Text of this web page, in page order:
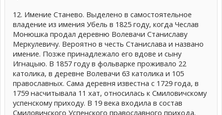
12. Имение Станево. Выделено в самостоятельное
владение из имения Убель в 1825 году, когда Чеслав
Монюшка продал деревню Волевачи Станиславу
Меркулевичу. Вероятно в честь Станислава и названо
имение. Позже принадлежало его вдове и сыну
Игнацыю. В 1857 году в фольварке проживало 22
католика, в деревне Волевачи 63 католика и 105
православных. Сама деревня известна с 1729 года, в
1759 насчитывала 11 хат, относилась к Смиловичскому
успенскому приходу. В 19 века входила в состав
Смиловичского Успенского православного прихода.